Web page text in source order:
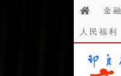
金融
人民福利